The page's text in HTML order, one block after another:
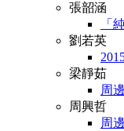
張韶涵
「
劉若英
梁靜茹
周
周興哲
周